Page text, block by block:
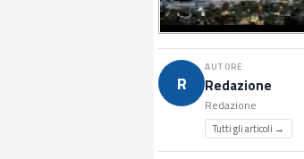
R
AUTORE
Redazione
Redazione
Tutti gli articoli →